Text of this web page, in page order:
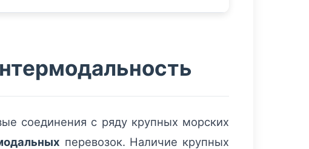
соединения с ряду крупных морских
перевозок. Наличие крупных